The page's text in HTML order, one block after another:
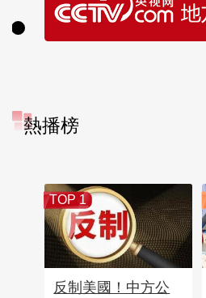
熱播榜
TOP 1
反制美國！中方公